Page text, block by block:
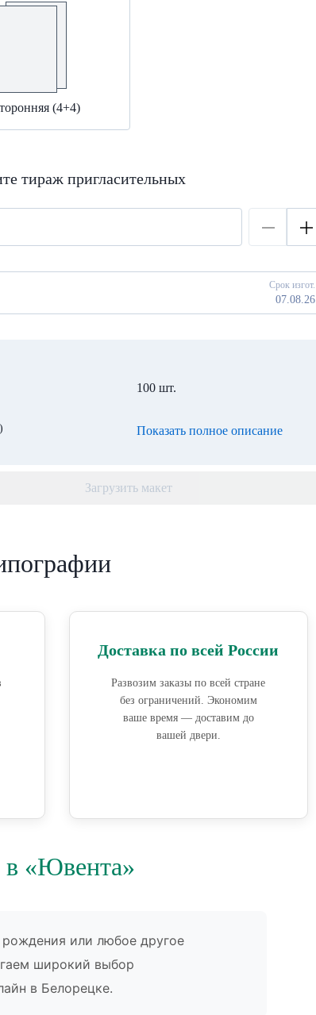
(4+4)
тираж пригласительных
Срок изгот.
07.08.26
100 шт.
Показать полное описание
Загрузить макет
Доставка по всей России
Развозим заказы по всей стране
без ограничений. Экономим
ваше время — доставим до
вашей двери.
в «Ювента»
или любое другое
широкий выбор
в Белорецке.